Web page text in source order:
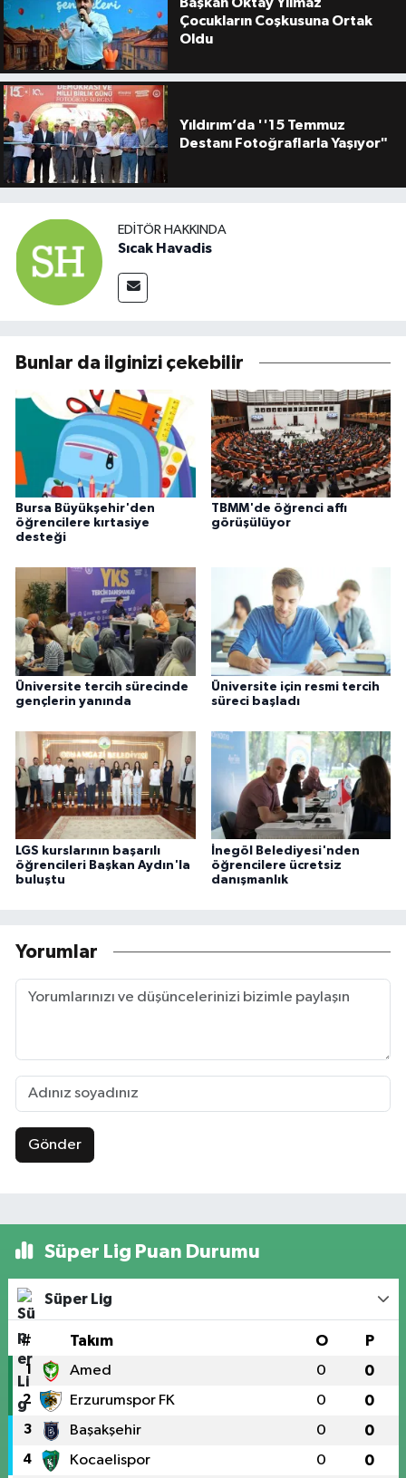
Çocukların Coşkusuna Ortak
Oldu
Yıldırım’da ''15 Temmuz
Destanı Fotoğraflarla Yaşıyor"
EDITÖR HAKKINDA
Sıcak Havadis
Bunlar da ilginizi çekebilir
Bursa Büyükşehir'den
öğrencilere kırtasiye
desteği
TBMM'de öğrenci affı
görüşülüyor
Üniversite tercih sürecinde
gençlerin yanında
Üniversite için resmi tercih
süreci başladı
LGS kurslarının başarılı
öğrencileri Başkan Aydın'la
buluştu
İnegöl Belediyesi'nden
öğrencilere ücretsiz
danışmanlık
Yorumlar
Gönder
Süper Lig Puan Durumu
Süper Lig
# Takım O P
1 Amed 0 0
2 Erzurumspor FK 0 0
3 Başakşehir 0 0
4 Kocaelispor 0 0